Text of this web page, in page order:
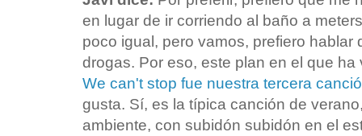
en lugar de ir corriendo al baño a
poco igual, pero vamos, prefiero
drogas. Por eso, este plan en el que
We can't stop fue nuestra tercera
gusta. Sí, es la típica canción de
ambiente, con subidón subidón en el